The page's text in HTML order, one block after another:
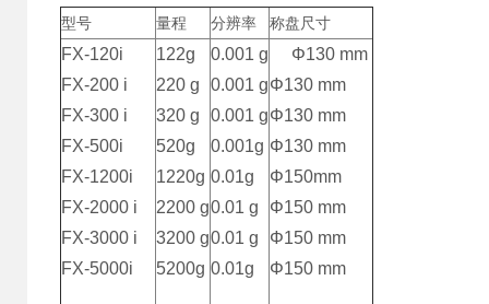
型号 量程 分辨率 称盘尺寸
FX-120i
FX-200 i
FX-300 i
FX-500i
FX-1200i
FX-2000 i
FX-3000 i
FX-5000i
122g
220 g
320 g
520g
1220g
2200 g
3200 g
5200g
0.001 g
0.001 g
0.001 g
0.001g
0.01g
0.01 g
0.01 g
0.01g
Φ130 mm
Φ130 mm
Φ130 mm
Φ130 mm
Φ150mm
Φ150 mm
Φ150 mm
Φ150 mm